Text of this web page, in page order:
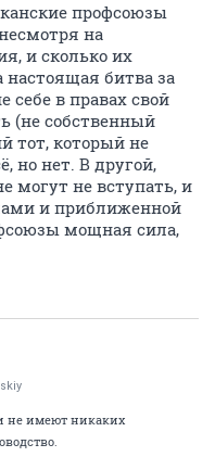
профсоюзы
на
и сколько их
настоящая битва за
себе в правах свой
(не собственный
тот, который не
но нет. В другой,
могут не вступать, и
и приближенной
мощная сила,
не имеют никаких